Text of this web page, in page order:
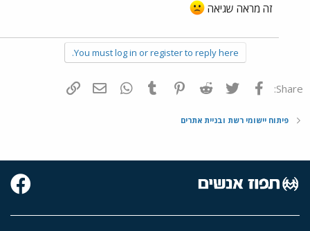
זה מראה שגיאה
You must log in or register to reply here.
Share: פייסבוק Twitter
Reddit
Pinterest
Tumblr
WhatsAppדואר אלקטרוני
פיתוח יישומי רשת ובניית אתרים